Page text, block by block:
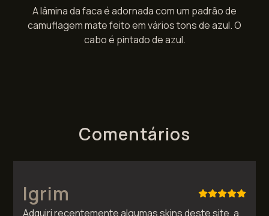
A lâmina da faca é adornada com um padrão de
camuflagem mate feito em vários tons de azul. O
cabo é pintado de azul.
Comentários
Adquiri recentemente algumas skins deste site, a
Igrim